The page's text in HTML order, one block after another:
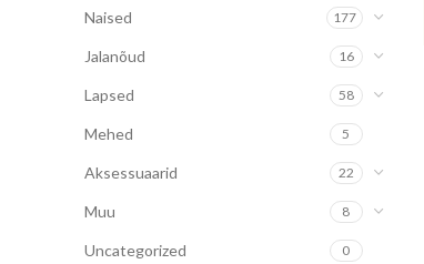
Naised 177
Jalanõud 16
Lapsed 58
Mehed 5
Aksessuaarid 22
Muu 8
Uncategorized 0